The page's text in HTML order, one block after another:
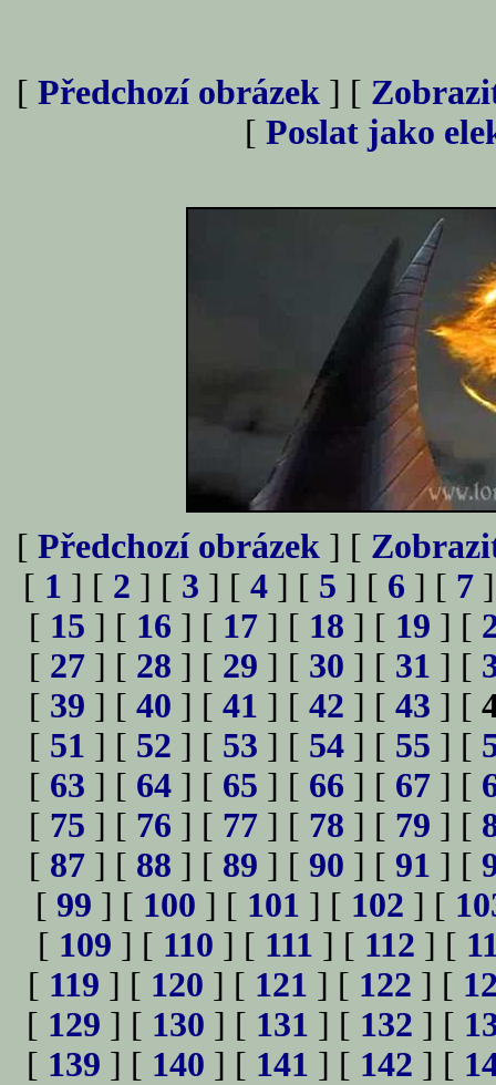
[ Předchozí obrázek ] [
[ Poslat jako
[ Předchozí obrázek ] [
[ 1 ] [ 2 ] [ 3 ] [ 4 ] [ 5 ] [ 6 ] [ 7
[ 15 ] [ 16 ] [ 17 ] [ 18 ] [ 19 ] [
[ 27 ] [ 28 ] [ 29 ] [ 30 ] [ 31 ] [
[ 39 ] [ 40 ] [ 41 ] [ 42 ] [ 43 ] [
[ 51 ] [ 52 ] [ 53 ] [ 54 ] [ 55 ] [
[ 63 ] [ 64 ] [ 65 ] [ 66 ] [ 67 ] [
[ 75 ] [ 76 ] [ 77 ] [ 78 ] [ 79 ] [
[ 87 ] [ 88 ] [ 89 ] [ 90 ] [ 91 ] [
[ 99 ] [ 100 ] [ 101 ] [ 102 ] [
[ 109 ] [ 110 ] [ 111 ] [ 112 ] [
[ 119 ] [ 120 ] [ 121 ] [ 122 ] [
[ 129 ] [ 130 ] [ 131 ] [ 132 ] [
[ 139 ] [ 140 ] [ 141 ] [ 142 ] [